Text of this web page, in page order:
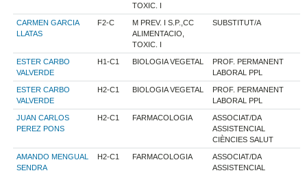
TOXIC. I
CARMEN GARCIA
LLATAS
F2-C
M PREV. I S.P.,CC
ALIMENTACIO,
TOXIC. I
SUBSTITUT/A
ESTER CARBO
VALVERDE
H1-C1 BIOLOGIA VEGETAL
PROF. PERMANENT
LABORAL PPL
ESTER CARBO
VALVERDE
H2-C1 BIOLOGIA VEGETAL
PROF. PERMANENT
LABORAL PPL
JUAN CARLOS
PEREZ PONS
H2-C1 FARMACOLOGIA
ASSOCIAT/DA
ASSISTENCIAL
CIÈNCIES SALUT
AMANDO MENGUAL
SENDRA
H2-C1 FARMACOLOGIA
ASSOCIAT/DA
ASSISTENCIAL